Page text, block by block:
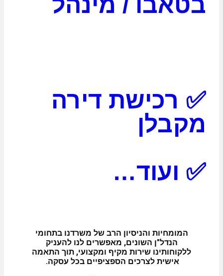
✅ רכישת דירה
מקבלן
✅ ועוד…
המומחיות והניסיון הרב של משרדנו בתחומי
הנדל"ן השונים, מאפשרים לנו להעניק
ללקוחותינו שירות מקיף ומקצועי, תוך התאמה
אישית לצרכים הספציפיים בכל עסקה.